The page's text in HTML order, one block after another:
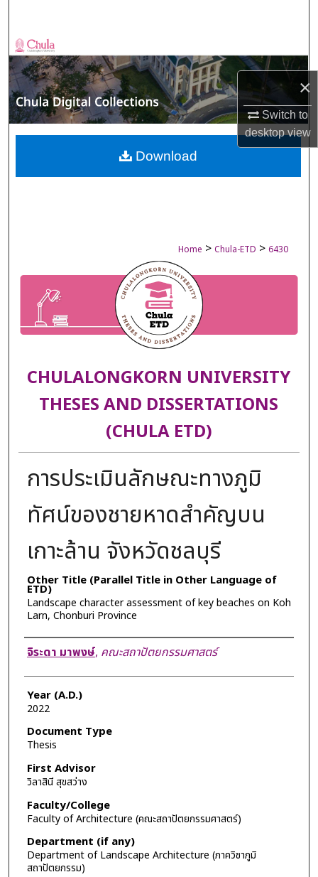
×
Switch to
desktopview
Browse Collections
My Account
About
Digital Commons Network™
Home > Chula-ETD > 6430
CHULALONGKORN UNIVERSITY
THESES AND DISSERTATIONS
(CHULA ETD)
การประเมินลักษณะทางภูมิ
ทัศน์ของชายหาดสำคัญบน
เกาะล้าน จังหวัดชลบุรี
Other Title (Parallel Title in Other Language of
ETD)
Landscape character assessment of key beaches on Koh
Larn, Chonburi Province
Author
จิระดา มาพงษ์, คณะสถาปัตยกรรมศาสตร์
Year (A.D.)
2022
Document Type
Thesis
First Advisor
วิลาสินี สุขสว่าง
Faculty/College
Faculty of Architecture (คณะสถาปัตยกรรมศาสตร์)
Department (if any)
Department of Landscape Architecture (ภาควิชาภูมิ
สถาปัตยกรรม)
Download